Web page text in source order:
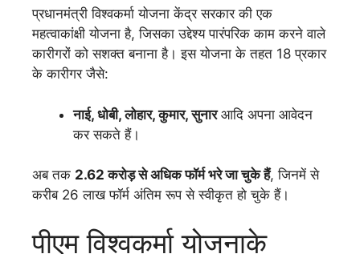
प्रधानमंत्री विश्वकर्मा योजना केंद्र सरकार की एक
महत्वाकांक्षी योजना है, जिसका उद्देश्य पारंपरिक काम करने वाले
कारीगरों को सशक्त बनाना है। इस योजना के तहत 18 प्रकार
के कारीगर जैसे:
नाई, धोबी, लोहार, कुमार, सुनारआदि अपना आवेदन
कर सकते हैं।
अब तक 2.62 करोड़ से अधिक फॉर्म भरे जा चुके हैं, जिनमें से
करीब 26 लाख फॉर्म अंतिम रूप से स्वीकृत हो चुके हैं।
पीएम विश्वकर्मा योजनाके